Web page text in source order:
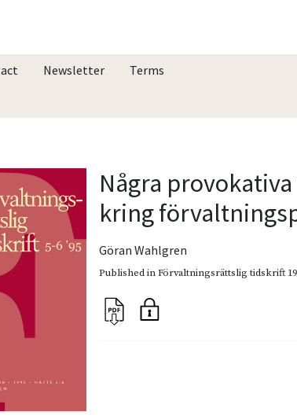
Newsletter Terms
Några
kring
Göran Wahlgren
Published inFörvaltningsrättslig tidskrift